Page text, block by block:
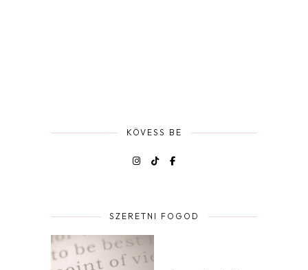
KÖVESS BE
SZERETNI FOGOD